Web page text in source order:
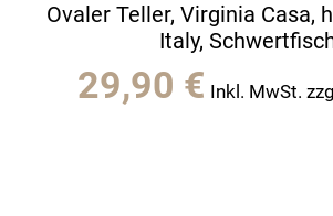
Ovaler Teller, Virginia Casa,
Italy,
29,90 € Inkl. MwSt.